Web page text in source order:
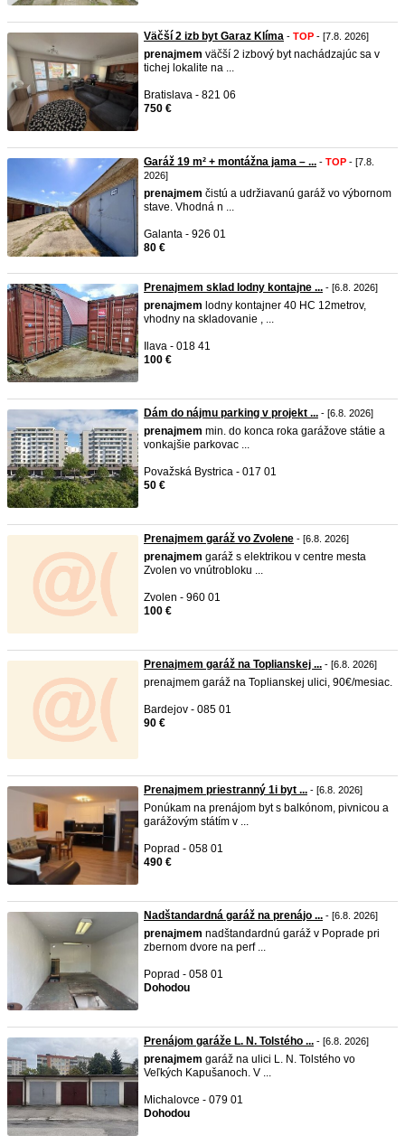
Väčší 2 izb byt Garaz Klíma - TOP - [7.8. 2026]
prenajmem väčší 2 izbový byt nachádzajúc sa v
tichej lokalite na ...
Bratislava - 821 06
750 €
Garáž 19 m² + montážna jama – ... - TOP - [7.8.
2026]
prenajmem čistú a udržiavanú garáž vo výbornom
stave. Vhodná n ...
Galanta - 926 01
80 €
Prenajmem sklad lodny kontajne ... - [6.8. 2026]
prenajmem lodny kontajner 40 HC 12metrov,
vhodny na skladovanie , ...
Ilava - 018 41
100 €
Dám do nájmu parking v projekt ... - [6.8. 2026]
prenajmem min. do konca roka garážove státie a
vonkajšie parkovac ...
Považská Bystrica - 017 01
50 €
Prenajmem garáž vo Zvolene - [6.8. 2026]
prenajmem garáž s elektrikou v centre mesta
Zvolen vo vnútrobloku ...
Zvolen - 960 01
100 €
Prenajmem garáž na Toplianskej ... - [6.8. 2026]
prenajmem garáž na Toplianskej ulici, 90€/mesiac.
Bardejov - 085 01
90 €
Prenajmem priestranný 1i byt ... - [6.8. 2026]
Ponúkam na prenájom byt s balkónom, pivnicou a
garážovým státím v ...
Poprad - 058 01
490 €
Nadštandardná garáž na prenájo ... - [6.8. 2026]
prenajmem nadštandardnú garáž v Poprade pri
zbernom dvore na perf ...
Poprad - 058 01
Dohodou
Prenájom garáže L. N. Tolstého ... - [6.8. 2026]
prenajmem garáž na ulici L. N. Tolstého vo
Veľkých Kapušanoch. V ...
Michalovce - 079 01
Dohodou